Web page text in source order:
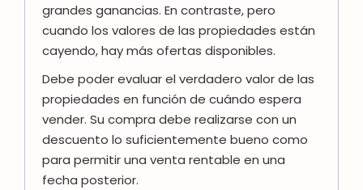
grandes ganancias. En contraste, pero
cuando los valores de las propiedades están
cayendo, hay más ofertas disponibles.
Debe poder evaluar el verdadero valor de las
propiedades en función de cuándo espera
vender. Su compra debe realizarse con un
descuento lo suficientemente bueno como
para permitir una venta rentable en una
fecha posterior.